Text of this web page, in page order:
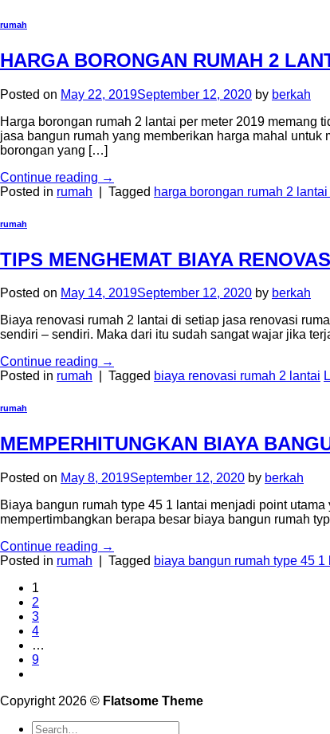
rumah
HARGA BORONGAN RUMAH 2
Posted on May 22, 2019September 12, 2020 by berkah
Harga borongan rumah 2 lantai per meter 2019 memang
jasa bangun rumah yang memberikan harga mahal
borongan yang […]
Continue reading →
Posted in rumah Tagged harga borongan rumah 2
rumah
TIPS MENGHEMAT BIAYA
Posted on May 14, 2019September 12, 2020 by berkah
Biaya renovasi rumah 2 lantai di setiap jasa renovasi
sendiri – sendiri. Maka dari itu sudah sangat wajar jika
Continue reading →
Posted in rumah Tagged biaya renovasi rumah 2 lantai
rumah
MEMPERHITUNGKAN BIAYA
Posted on May 8, 2019September 12, 2020 by berkah
Biaya bangun rumah type 45 1 lantai menjadi point
mempertimbangkan berapa besar biaya bangun rumah
Continue reading →
Posted in rumah Tagged biaya bangun rumah type 45 1
1
2
3
4
…
9
Copyright 2026 © Flatsome Theme